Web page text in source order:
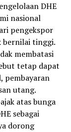
DHE
nasional
pengekspor
bernilai tinggi.
membatasi
tetap dapat
pembayaran
utang.
atas bunga
sebagai
dorong